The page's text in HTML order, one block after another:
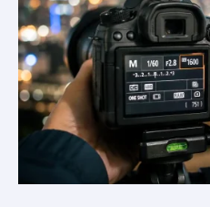
Berbagai
Kondisi
Cahaya